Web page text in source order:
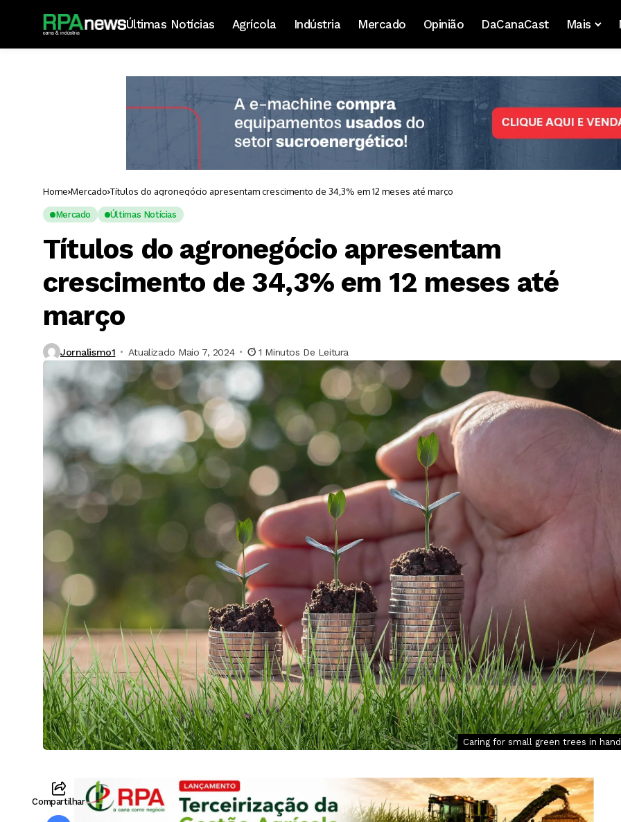
Últimas Notícias Agrícola Indústria Mercado Opinião DaCanaCast Mais
Home Mercado Títulos do agronegócio apresentam crescimento de 34,3% em 12 meses até março
Mercado Últimas Notícias
Títulos do agronegócio apresentam
crescimento de 34,3% em 12 meses até
março
Jornalismo1 Atualizado Maio 7, 2024 1 Minutos De Leitura
Caring for small green trees in hand
Compartilhar